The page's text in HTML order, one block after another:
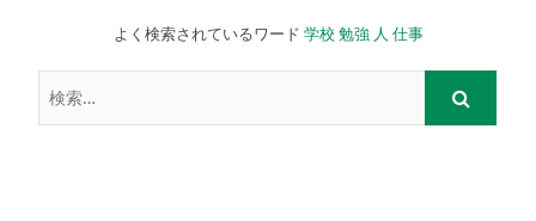
よく検索されているワード 学校 勉強 人 仕事